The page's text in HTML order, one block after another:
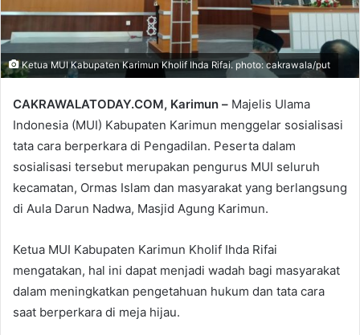
Ketua MUI Kabupaten Karimun Kholif Ihda Rifai. photo: cakrawala/put
CAKRAWALATODAY.COM, Karimun – Majelis Ulama
Indonesia (MUI) Kabupaten Karimun menggelar sosialisasi
tata cara berperkara di Pengadilan. Peserta dalam
sosialisasi tersebut merupakan pengurus MUI seluruh
kecamatan, Ormas Islam dan masyarakat yang berlangsung
di Aula Darun Nadwa, Masjid Agung Karimun.
Ketua MUI Kabupaten Karimun Kholif Ihda Rifai
mengatakan, hal ini dapat menjadi wadah bagi masyarakat
dalam meningkatkan pengetahuan hukum dan tata cara
saat berperkara di meja hijau.